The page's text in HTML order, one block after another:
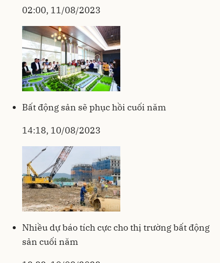
02:00, 11/08/2023
Bất động sản sẽ phục hồi cuối năm
14:18, 10/08/2023
Nhiều dự báo tích cực cho thị trường bất động
sản cuối năm